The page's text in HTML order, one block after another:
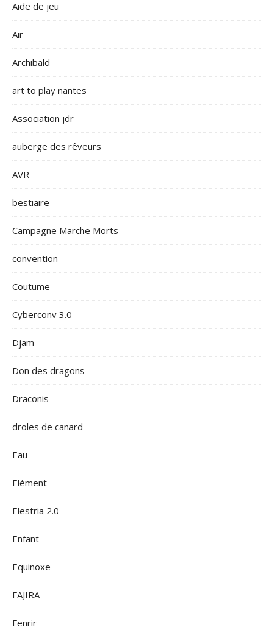
Aide de jeu
Air
Archibald
art to play nantes
Association jdr
auberge des rêveurs
AVR
bestiaire
Campagne Marche Morts
convention
Coutume
Cyberconv 3.0
Djam
Don des dragons
Draconis
droles de canard
Eau
Elément
Elestria 2.0
Enfant
Equinoxe
FAJIRA
Fenrir